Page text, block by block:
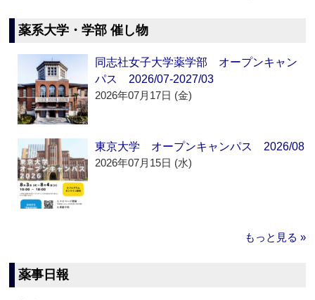
薬系大学・学部 催し物
同志社女子大学薬学部 オープンキャン
パス 2026/07-2027/03
2026年07月17日 (金)
東京大学 オープンキャンパス 2026/08
2026年07月15日 (水)
もっと見る »
薬事日報